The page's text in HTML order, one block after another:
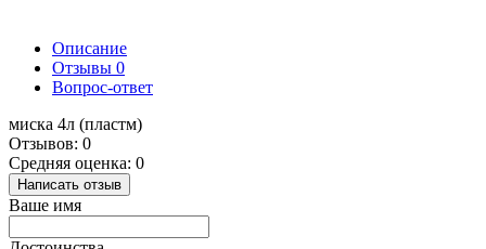
Описание
Отзывы 0
Вопрос-ответ
миска 4л (пластм)
Отзывов: 0
Средняя оценка: 0
Написать отзыв
Ваше имя